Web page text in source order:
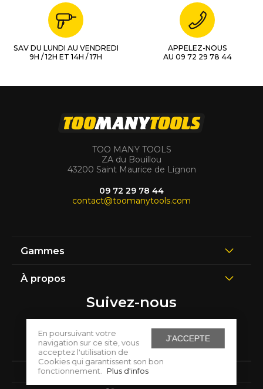
J'ACCEPTE
En poursuivant votre
navigation sur ce site, vous
acceptez l'utilisation de
Cookies qui garantissent son bon
fonctionnement.
Plus d'infos
SAV DU LUNDI AU VENDREDI
9H / 12H ET 14H / 17H
APPELEZ-NOUS
AU 09 72 29 78 44
TOO MANY TOOLS
ZA du Bouillou
43200 Saint Maurice de Lignon
09 72 29 78 44
contact@toomanytools.com
Gammes
À propos
Suivez-nous